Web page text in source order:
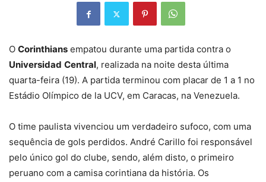
O Corinthians empatou durante uma partida contra o
Universidad Central, realizada na noite desta última
quarta-feira (19). A partida terminou com placar de 1 a 1 no
Estádio Olímpico de la UCV, em Caracas, na Venezuela.
O time paulista vivenciou um verdadeiro sufoco, com uma
sequência de gols perdidos. André Carillo foi responsável
pelo único gol do clube, sendo, além disto, o primeiro
peruano com a camisa corintiana da história. Os